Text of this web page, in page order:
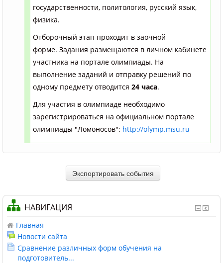
государственности, политология, русский язык,
физика.
Отборочный этап проходит в заочной
форме. Задания размещаются в личном кабинете
участника на портале олимпиады. На
выполнение заданий и отправку решений по
одному предмету отводится 24 часа.
Для участия в олимпиаде необходимо
зарегистрироваться на официальном портале
олимпиады "Ломоносов": http://olymp.msu.ru
НАВИГАЦИЯ
Главная
Новости сайта
Сравнение различных форм обучения на
подготовитель...